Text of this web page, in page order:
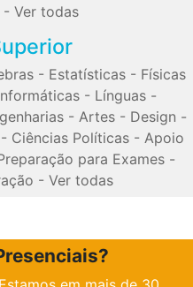
- Ver todas
- Estatísticas - Físicas
- Línguas-
- Artes- Design -
- Ciências Políticas - Apoio
para Exames -
- Ver todas